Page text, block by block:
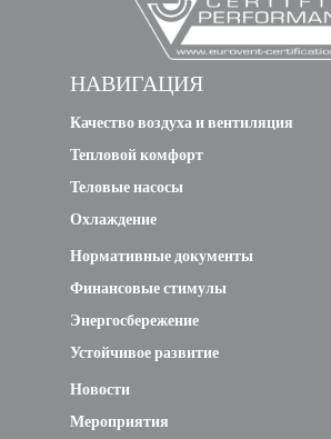
НАВИГАЦИЯ
Качество воздуха и вентиляция
Тепловой комфорт
Теловые насосы
Охлаждение
Нормативные документы
Финансовые стимулы
Энергосбережение
Устойчивое развитие
Новости
Мероприятия